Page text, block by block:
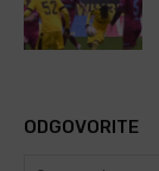
ODGOVORITE